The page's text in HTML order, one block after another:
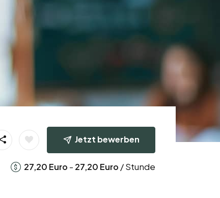
Jetzt bewerben
27,20 Euro - 27,20 Euro / Stunde